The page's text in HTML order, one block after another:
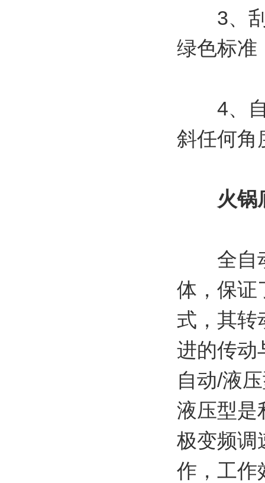
3、刮
绿色标准
4、自
斜任何角
火锅
全自动
体，保证
式，其转
进的传动
自动/液
液压型是
极变频调
作，工作